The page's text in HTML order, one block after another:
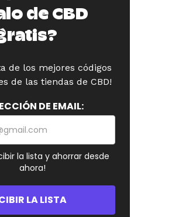
de CBD
de los mejores códigos
de las tiendas de CBD!
DE EMAIL:
la lista y ahorrar desde
ahora!